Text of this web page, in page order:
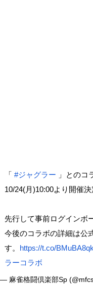
「 #ジャグラー 」とのコ
10/24(月)10:00より開催決
先行して事前ログインボ
今後のコラボの詳細は公
す。 https://t.co/
ラーコラボ
— 麻雀格闘倶楽部Sp